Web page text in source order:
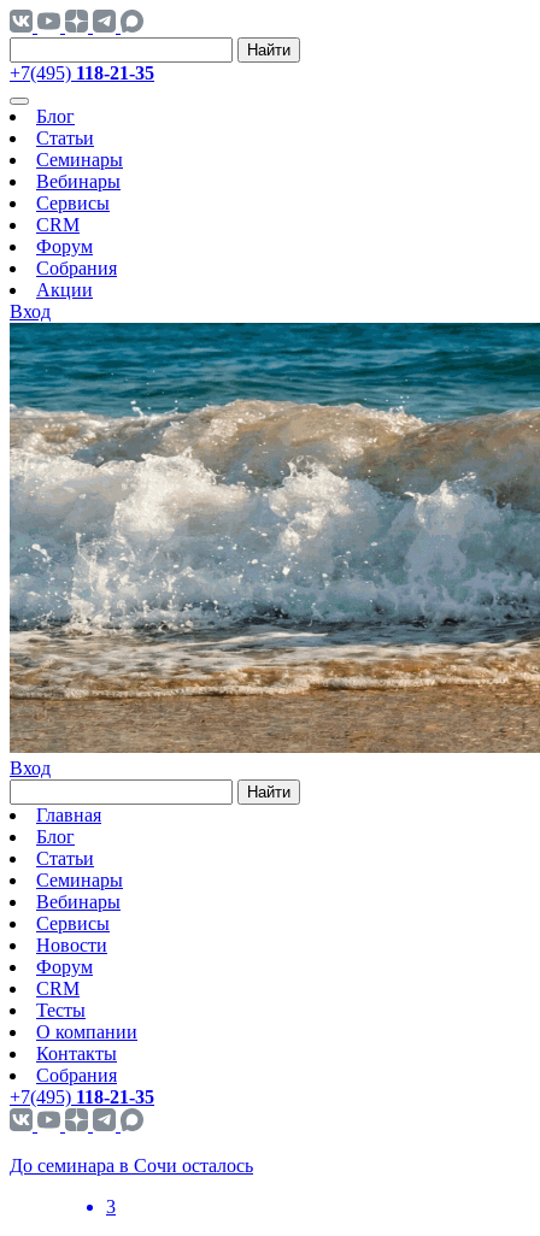
Найти
+7(495) 118-21-35
Блог
Статьи
Семинары
Вебинары
Сервисы
CRM
Форум
Собрания
Акции
Вход
Вход
Найти
Главная
Блог
Статьи
Семинары
Вебинары
Сервисы
Новости
Форум
CRM
Тесты
О компании
Контакты
Собрания
+7(495) 118-21-35
До семинара в Сочи осталось
3